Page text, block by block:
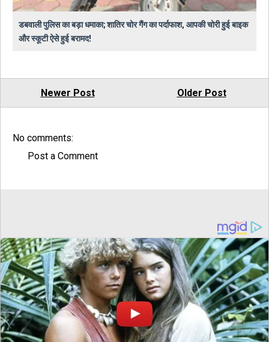
डबवाली पुलिस का बड़ा धमाका; शातिर चोर गैंग का पर्दाफाश, आपकी चोरी हुई बाइक
और स्कूटी ऐसे हुई बरामद!
Newer Post Older Post
No comments:
Post a Comment